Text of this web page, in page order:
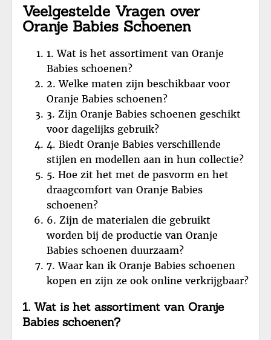
Veelgestelde Vragen over
Oranje Babies Schoenen
1. Wat is het assortiment van Oranje
Babies schoenen?
2. Welke maten zijn beschikbaar voor
Oranje Babies schoenen?
3. Zijn Oranje Babies schoenen geschikt
voor dagelijks gebruik?
4. Biedt Oranje Babies verschillende
stijlen en modellen aan in hun collectie?
5. Hoe zit het met de pasvorm en het
draagcomfort van Oranje Babies
schoenen?
6. Zijn de materialen die gebruikt
worden bij de productie van Oranje
Babies schoenen duurzaam?
7. Waar kan ik Oranje Babies schoenen
kopen en zijn ze ook online verkrijgbaar?
1. Wat is het assortiment van Oranje
Babies schoenen?